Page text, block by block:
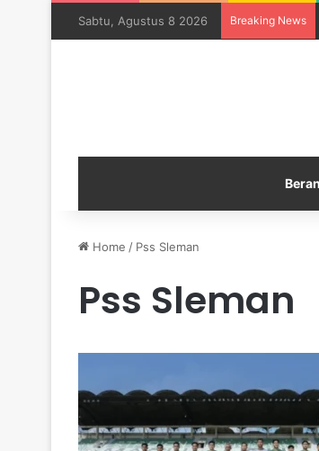
Sabtu, Agustus 8 2026 Breaking News
Home / Pss Sleman
Pss Sleman